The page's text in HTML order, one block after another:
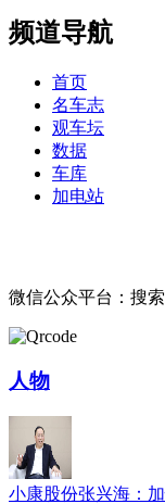
频道导航
首页
名车志
观车坛
数据
车库
加电站
微信公众平台：搜
人物
小康股份张兴海：